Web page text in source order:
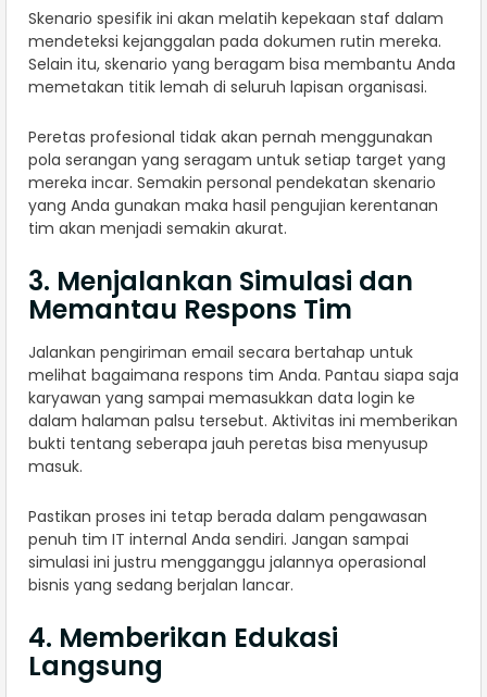
Skenario spesifik ini akan melatih kepekaan staf dalam
mendeteksi kejanggalan pada dokumen rutin mereka.
Selain itu, skenario yang beragam bisa membantu Anda
memetakan titik lemah di seluruh lapisan organisasi.
Peretas profesional tidak akan pernah menggunakan
pola serangan yang seragam untuk setiap target yang
mereka incar. Semakin personal pendekatan skenario
yang Anda gunakan maka hasil pengujian kerentanan
tim akan menjadi semakin akurat.
3. Menjalankan Simulasi dan
Memantau Respons Tim
Jalankan pengiriman email secara bertahap untuk
melihat bagaimana respons tim Anda. Pantau siapa saja
karyawan yang sampai memasukkan data login ke
dalam halaman palsu tersebut. Aktivitas ini memberikan
bukti tentang seberapa jauh peretas bisa menyusup
masuk.
Pastikan proses ini tetap berada dalam pengawasan
penuh tim IT internal Anda sendiri. Jangan sampai
simulasi ini justru mengganggu jalannya operasional
bisnis yang sedang berjalan lancar.
4. Memberikan Edukasi
Langsung